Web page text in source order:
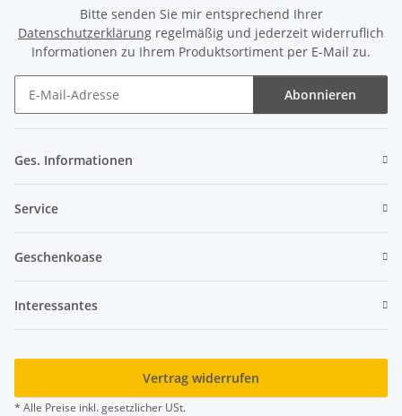
Bitte senden Sie mir entsprechend Ihrer
Datenschutzerklärung regelmäßig und jederzeit widerruflich
Informationen zu Ihrem Produktsortiment per E-Mail zu.
Abonnieren
Ges. Informationen
Service
Geschenkoase
Interessantes
Vertrag widerrufen
* Alle Preise inkl. gesetzlicher USt.